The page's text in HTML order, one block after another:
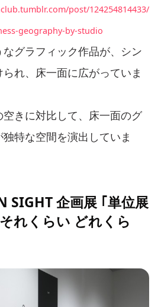
post/124254814433/
geography-by-studio
グラフィック作品が、シン
れ、床一面に広がっていま
きに対比して、床一面のグ
特な空間を演出していま
SIGHT 企画展 ｢単位展
れくらい どれくら